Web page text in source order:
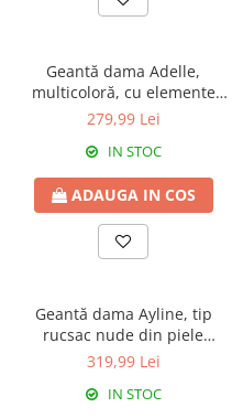
Culori Genți
Genti bleo
Genți Albastre
Genți Albe
Genți Bej
Genți Bleumarin
Genți Bordo
Genți Caramel
Genți Coniac
Genți Corai
Genți Crem
Geantă dama Adelle,
multicoloră, cu elemente
florale și barete roz 8046
279,99 Lei
IN STOC
ADAUGA IN COS
Geantă dama Ayline, tip
rucsac nude din piele
100%naturală 8110
319,99 Lei
IN STOC